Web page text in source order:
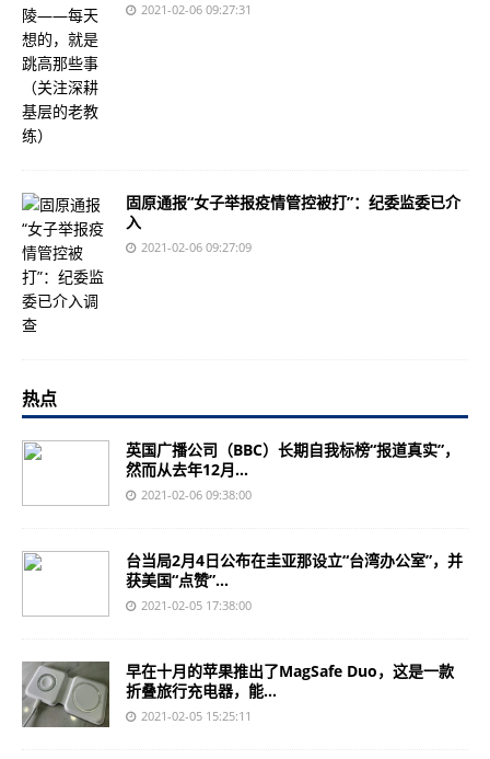
2021-02-06 09:27:31
固原通报“女子举报疫情管控被打”：纪委监委已介
入
2021-02-06 09:27:09
热点
英国广播公司（BBC）长期自我标榜“报道真实”，
然而从去年12月...
2021-02-06 09:38:00
台当局2月4日公布在圭亚那设立“台湾办公室”，并
获美国“点赞”...
2021-02-05 17:38:00
早在十月的苹果推出了MagSafe Duo，这是一款
折叠旅行充电器，能...
2021-02-05 15:25:11